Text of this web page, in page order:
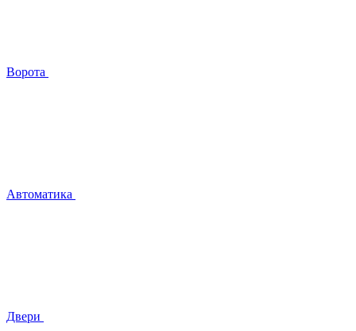
Ворота
Автоматика
Двери